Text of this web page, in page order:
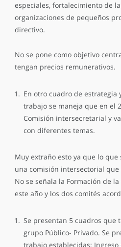
especiales, fortalecimiento de
organizaciones de pequeños
directivo.
No se pone como objetivo
tengan precios remunerativos.
En otro cuadro de estrategia
trabajo se maneja que en el
Comisión intersecretarial y
con diferentes temas.
Muy extraño esto ya que lo
una comisión intersectorial
No se señala la Formación de
este año y los dos comités
Se presentan 5 cuadros que
grupo Público- Privado. Se
trabajo establecidas;